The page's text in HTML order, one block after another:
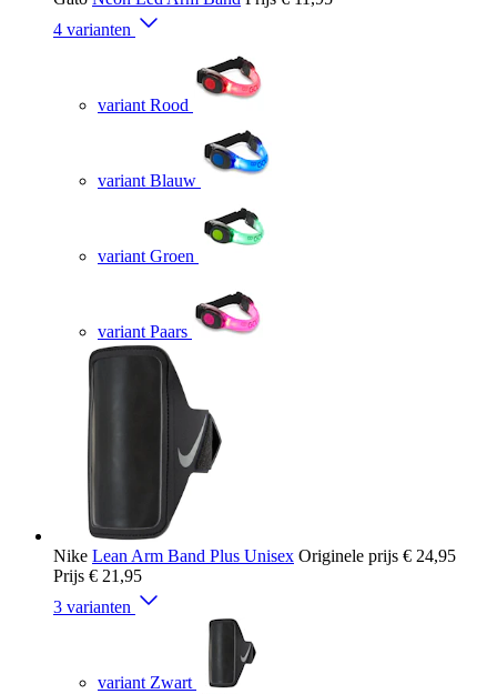
4 varianten
variant Rood
variant Blauw
variant Groen
variant Paars
Nike Lean Arm Band Plus Unisex Originele prijs € 24,95
Prijs € 21,95
3 varianten
variant Zwart